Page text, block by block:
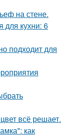
на стене.
кухни: 6
подходит для
всё решает.
как